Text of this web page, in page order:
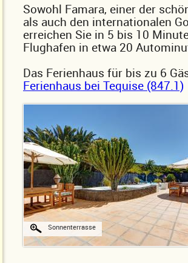
Sowohl Famara, einer der
als auch den internationalen
erreichen Sie in 5 bis 10
Flughafen in etwa 20
Das Ferienhaus für bis zu 6
Ferienhaus bei Tequise (847.1)
Sonnenterrasse